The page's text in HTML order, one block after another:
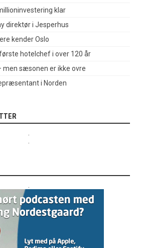
klar
direktør i Jesperhus
kender Oslo
hotelchef i over 120 år
sæsonen er ikke ovre
i Norden